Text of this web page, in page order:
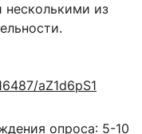
несколькими из
aZ1d6pS1
опроса: 5-10